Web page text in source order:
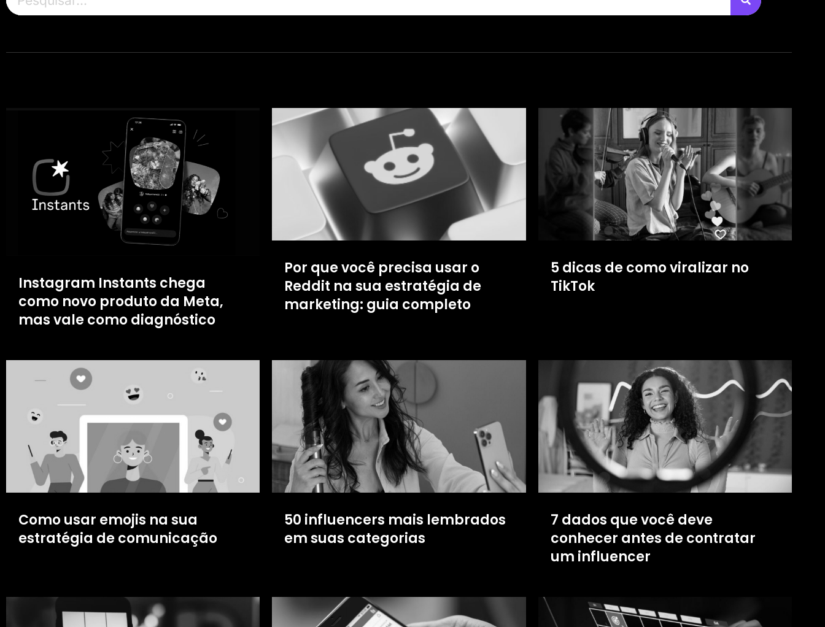
Instagram Instants chega
como novo produto da Meta,
mas vale como diagnóstico
Por que você precisa usar o
Reddit na sua estratégia de
marketing: guia completo
5 dicas de como viralizar no
TikTok
Como usar emojis na sua
estratégia de comunicação
50 influencers mais lembrados
em suas categorias
7 dados que você deve
conhecer antes de contratar
um influencer